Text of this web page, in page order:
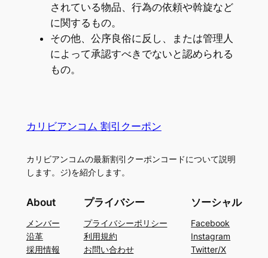
されている物品、行為の依頼や斡旋など
に関するもの。
その他、公序良俗に反し、または管理人
によって承認すべきでないと認められる
もの。
カリビアンコム 割引クーポン
カリビアンコムの最新割引クーポンコードについて説明
します。ジ)を紹介します。
About
メンバー
沿革
採用情報
プライバシー
プライバシーポリシー
利用規約
お問い合わせ
ソーシャル
Facebook
Instagram
Twitter/X